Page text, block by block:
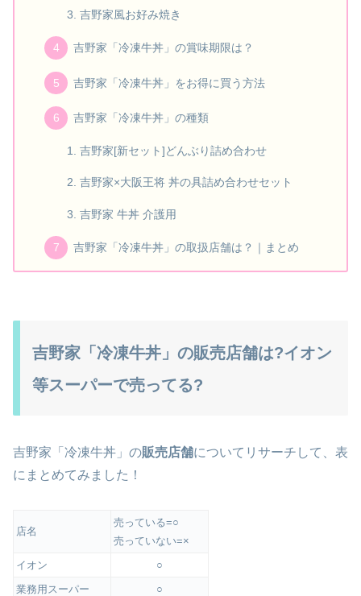
吉野家風お好み焼き
吉野家「冷凍牛丼」の賞味期限は？
吉野家「冷凍牛丼」をお得に買う方法
吉野家「冷凍牛丼」の種類
吉野家[新セット]どんぶり詰め合わせ
吉野家×大阪王将 丼の具詰め合わせセット
吉野家 牛丼 介護用
吉野家「冷凍牛丼」の取扱店舗は？｜まとめ
吉野家「冷凍牛丼」の販売店舗は?イオン
等スーパーで売ってる?
吉野家「冷凍牛丼」の販売店舗についてリサーチして、表
にまとめてみました！
店名
売っている=○
売っていない=×
イオン
○
業務用スーパー
○